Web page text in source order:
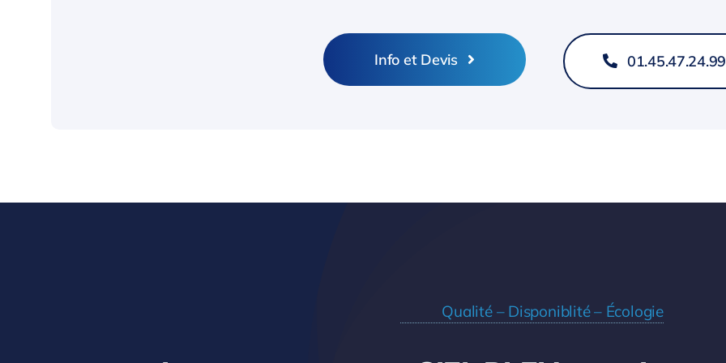
Info et Devis 01.45.47.24.99
Qualité – Disponiblité – Écologie